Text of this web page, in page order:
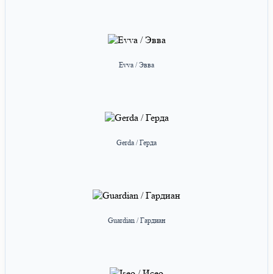
Evva / Эвва
Gerda / Герда
Guardian / Гардиан